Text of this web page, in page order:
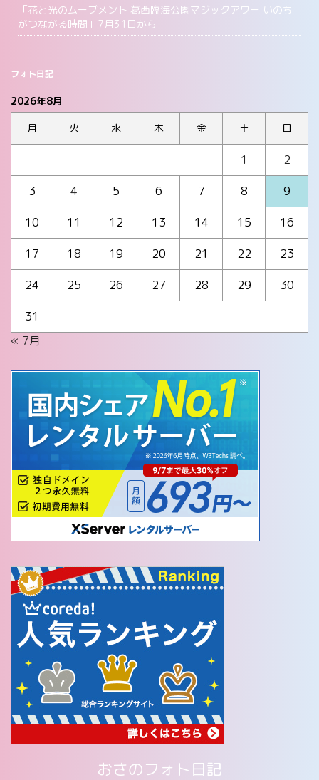
「花と光のムーブメント 葛西臨海公園マジックアワー いのち
がつながる時間」7月31日から
フォト日記
2026年8月
月
火 水 木 金 土 日
1
2
3
4 5 6 7 8
9
10
11 12 13 14 15
16
17
18 19 20 21 22
23
24
25 26 27 28 29
30
31
« 7月
おさのフォト日記